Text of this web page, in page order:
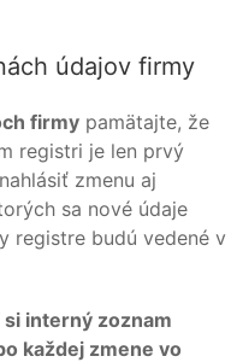
údajov firmy
firmy pamätajte, že
registri je len prvý
zmenu aj
sa nové údaje
registre budú vedené v
interný zoznam
každej zmene vo